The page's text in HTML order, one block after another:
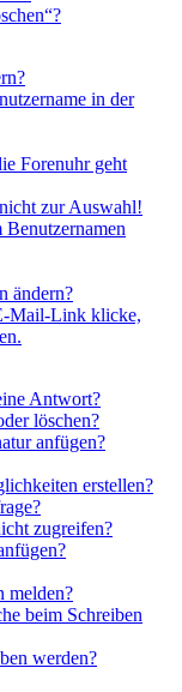
in der
Forenuhr geht
zur Auswahl!
ändern?
Mail-Link klicke,
Antwort?
löschen?
anfügen?
erstellen?
zugreifen?
melden?
beim Schreiben
werden?